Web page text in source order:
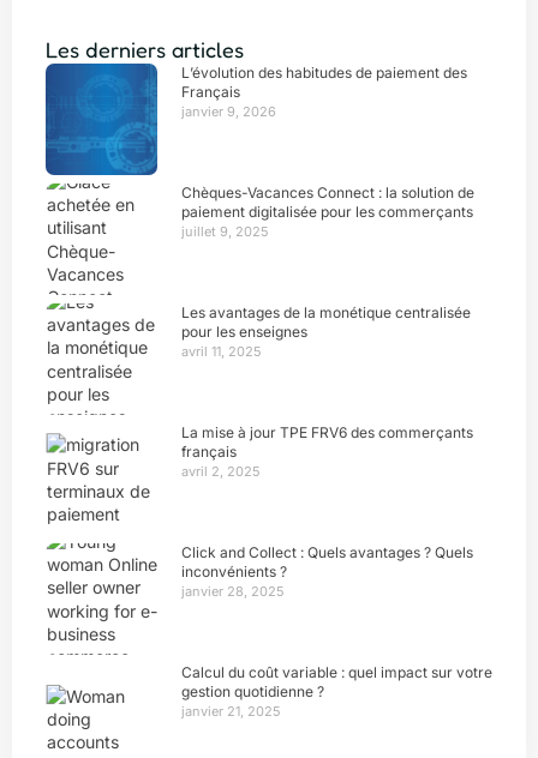
Les derniers articles
L’évolution des habitudes de paiement des
Français
janvier 9, 2026
Chèques-Vacances Connect : la solution de
paiement digitalisée pour les commerçants
juillet 9, 2025
Les avantages de la monétique centralisée
pour les enseignes
avril 11, 2025
La mise à jour TPE FRV6 des commerçants
français
avril 2, 2025
Click and Collect : Quels avantages ? Quels
inconvénients ?
janvier 28, 2025
Calcul du coût variable : quel impact sur votre
gestion quotidienne ?
janvier 21, 2025